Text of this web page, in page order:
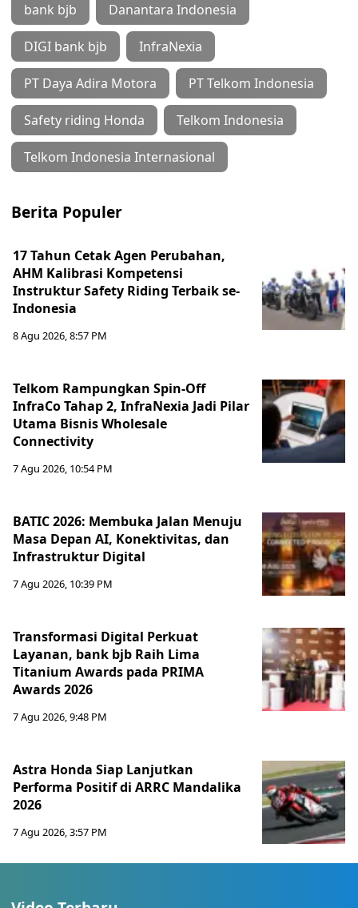
bank bjb Danantara Indonesia
DIGI bank bjb InfraNexia
PT Daya Adira Motora PT Telkom Indonesia
Safety riding Honda Telkom Indonesia
Telkom Indonesia Internasional
Berita Populer
17 Tahun Cetak Agen Perubahan,
AHM Kalibrasi Kompetensi
Instruktur Safety Riding Terbaik se-
Indonesia
8 Agu 2026, 8:57 PM
Telkom Rampungkan Spin-Off
InfraCo Tahap 2, InfraNexia Jadi Pilar
Utama Bisnis Wholesale
Connectivity
7 Agu 2026, 10:54 PM
BATIC 2026: Membuka Jalan Menuju
Masa Depan AI, Konektivitas, dan
Infrastruktur Digital
7 Agu 2026, 10:39 PM
Transformasi Digital Perkuat
Layanan, bank bjb Raih Lima
Titanium Awards pada PRIMA
Awards 2026
7 Agu 2026, 9:48 PM
Astra Honda Siap Lanjutkan
Performa Positif di ARRC Mandalika
2026
7 Agu 2026, 3:57 PM